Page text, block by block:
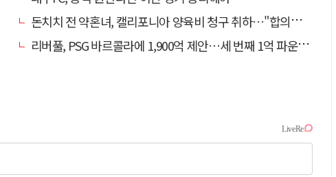
돈치치 전 약혼녀, 캘리포니아 양육비 청구 취하…"합의로 해결"
리버풀, PSG 바르콜라에 1,900억 제안…세 번째 1억 파운드 영입 추진